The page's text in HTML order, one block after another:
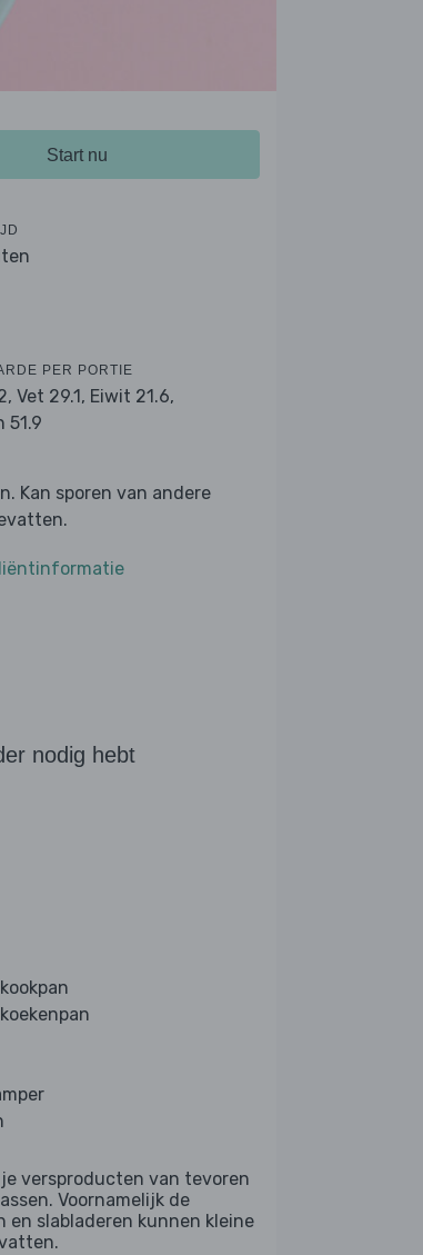
Start nu
PER PORTIE
Vet 29.1, Eiwit 21.6,
51.9
Kan sporen van andere
nodig hebt
versproducten van tevoren
Voornamelijk de
en slabladeren kunnen kleine